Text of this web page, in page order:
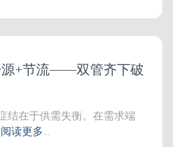
源+节流——双管齐下破
结在于供需失衡。在需求端
阅读更多…